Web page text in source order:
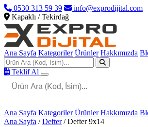
0530 313 59 39
info@exprodijital.com
Kapaklı / Tekirdağ
Ana Sayfa Kategoriler Ürünler Hakkımızda
Teklif Al
Ana Sayfa Kategoriler Ürünler Hakkımızda
Ana Sayfa / Defter / Defter 9x14